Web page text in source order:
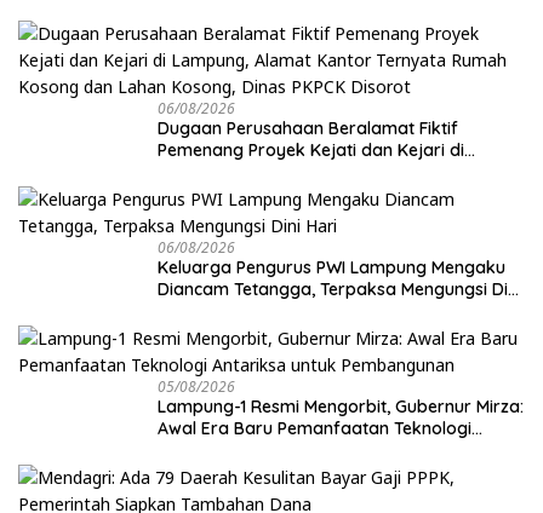
06/08/2026
Dugaan Perusahaan Beralamat Fiktif
Pemenang Proyek Kejati dan Kejari di
Kosong dan Lahan Kosong, Dinas PKPCK
06/08/2026
Keluarga Pengurus PWI Lampung Mengaku
Diancam Tetangga, Terpaksa Mengungsi Dini
05/08/2026
Lampung-1 Resmi Mengorbit, Gubernur Mirza:
Awal Era Baru Pemanfaatan Teknologi